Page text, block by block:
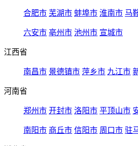
合肥市 芜湖市 蚌埠市 淮南市 马
六安市 亳州市 池州市 宣城市
江西省
南昌市 景德镇市 萍乡市 九江市
河南省
郑州市 开封市 洛阳市 平顶山市
南阳市 商丘市 信阳市 周口市 驻